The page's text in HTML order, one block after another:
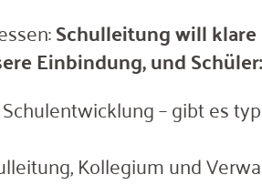
Schulleitung will
Einbindung, und
– gibt es
Kollegium und